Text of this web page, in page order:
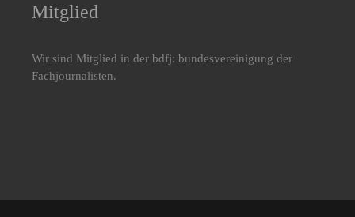
Mitglied
Wir sind Mitglied in der bdfj: bundesvereinigung der
Fachjournalisten.